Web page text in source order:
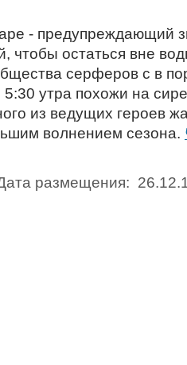
- предупреждающий
чтобы остаться вне
серферов с в
5:30 утра похожи на
из ведущих героев
волнением сезона.
размещения: